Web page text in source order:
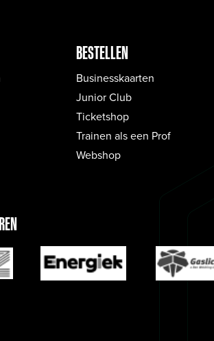
BESTELLEN
Businesskaarten
Junior Club
Ticketshop
Trainen als een Prof
Webshop